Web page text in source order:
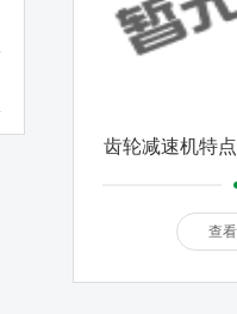
齿轮减速机特
的常
查